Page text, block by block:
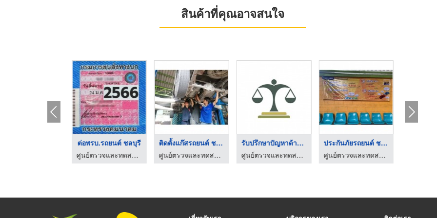
สินค้าที่คุณอาจสนใจ
ต่อพรบ.รถยนต์ ชลบุรี
ศูนย์ตรวจและทดสอบรถยนต์ใช้ก๊าซชลบุรี
ติดตั้งแก๊สรถยนต์ ชล ...
ศูนย์ตรวจและทดสอบรถยนต์ใช้ก๊าซชลบุรี
รับปรึกษาปัญหาด้านกฎ ...
ศูนย์ตรวจและทดสอบรถยนต์ใช้ก๊าซชลบุรี
ประกันภัยรถยนต์ ชลบุ ...
ศูนย์ตรวจและทดสอบรถยนต์ใช้ก๊าซชลบุรี